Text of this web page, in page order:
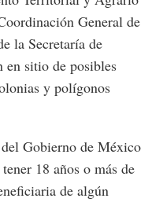
General de
la Secretaría de
en sitio de posibles
y polígonos
Gobierno de México
18 años o más de
de algún